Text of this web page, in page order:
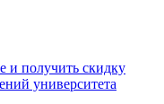
и получить скидку
университета